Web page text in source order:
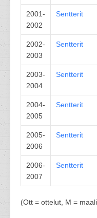
2001-
2002
Sentterit
2002-
2003
Sentterit
2003-
2004
Sentterit
2004-
2005
Sentterit
2005-
2006
Sentterit
2006-
2007
Sentterit
(Ott = ottelut, M =